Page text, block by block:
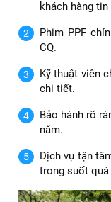
hiệu ARI. Giá
Vì sao chọn
màu xanh?
Dán PPF xe
sơn zin, duy trì vẻ
lâu dài. Với phim
công chuẩn quốc
bạn dịch vụ chất
Trung tâm uy
khách hàng